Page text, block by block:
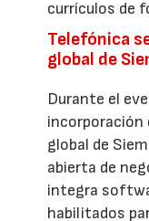
currículos de
Telefónica
global de
Durante el
incorporación
global de
abierta de
integra
habilitados